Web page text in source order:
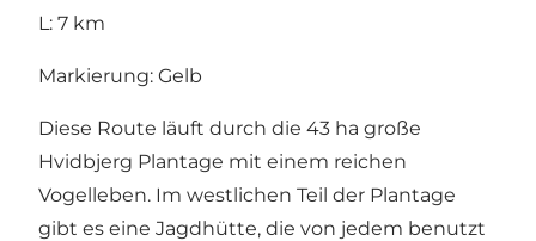
L: 7 km
Markierung: Gelb
Diese Route läuft durch die 43 ha große
Hvidbjerg Plantage mit einem reichen
Vogelleben. Im westlichen Teil der Plantage
gibt es eine Jagdhütte, die von jedem benutzt